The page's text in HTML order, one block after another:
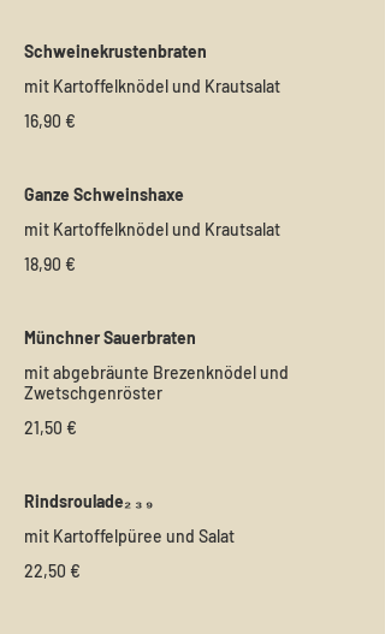
Schweinekrustenbraten
mit Kartoffelknödel und Krautsalat
16,90 €
Ganze Schweinshaxe
mit Kartoffelknödel und Krautsalat
18,90 €
Münchner Sauerbraten
mit abgebräunte Brezenknödel und
Zwetschgenröster
21,50 €
Rindsroulade₂ ₃ ₉
mit Kartoffelpüree und Salat
22,50 €